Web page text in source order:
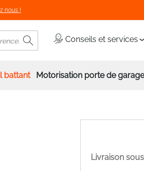
nous !
Conseils et services
Rechercher
battant Motorisation porte de garage
Livraison